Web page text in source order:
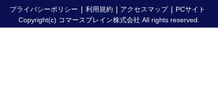
プライバシーポリシー 利用規約 アクセスマップ
PCサイト
Copyright(c) コマースブレイン株式会社 All rights reserved.